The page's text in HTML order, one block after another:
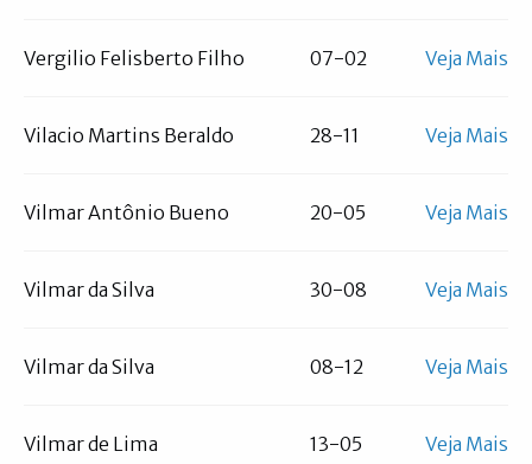
Vergilio Felisberto Filho 07-02 Veja Mais
Vilacio Martins Beraldo 28-11 Veja Mais
Vilmar Antônio Bueno 20-05 Veja Mais
Vilmar da Silva 30-08 Veja Mais
Vilmar da Silva 08-12 Veja Mais
Vilmar de Lima 13-05 Veja Mais